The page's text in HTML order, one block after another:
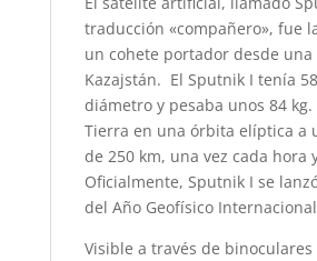
traducción «compañero», fue
un cohete portador desde una
Kazajstán. El Sputnik I tenía
diámetro y pesaba unos 84
Tierra en una órbita elíptica a
de 250 km, una vez cada hora
Oficialmente, Sputnik I se
del Año Geofísico
Visible a través de